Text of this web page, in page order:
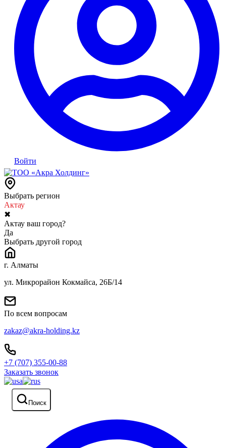
Войти
Выбрать регион
Актау
✖
Актау ваш город?
Да
Выбрать другой город
г. Алматы
ул. Микрорайон Кокмайса, 26Б/14
По всем вопросам
zakaz@akra-holding.kz
+7 (707) 355-00-88
Заказать звонок
Поиск